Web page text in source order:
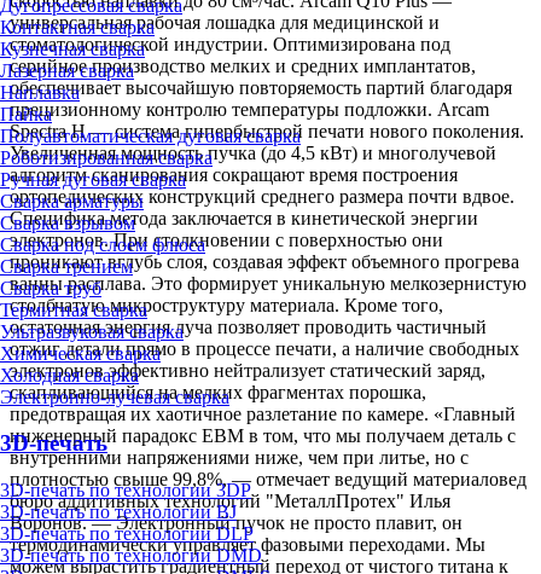
Дугопрессовая сварка
Контактная сварка
Кузнечная сварка
Лазерная сварка
Наплавка
Пайка
Полуавтоматическая дуговая сварка
Роботизированная сварка
Ручная дуговая сварка
Сварка арматуры
Сварка взрывом
Сварка под слоем флюса
Сварка трением
Сварка труб
Термитная сварка
Ультразвуковая сварка
Химическая сварка
Холодная сварка
Электронно-лучевая сварка
3D-печать
3D-печать по технологии 3DP
3D-печать по технологии BJ
3D-печать по технологии DLP
3D-печать по технологии DMD
универсальная рабочая лошадка для медицинской и
стоматологической индустрии. Оптимизирована под
серийное производство мелких и средних имплантатов,
обеспечивает высочайшую повторяемость партий благодаря
прецизионному контролю температуры подложки. Arcam
Spectra H — система гипербыстрой печати нового поколения.
Увеличенная мощность пучка (до 4,5 кВт) и многолучевой
алгоритм сканирования сокращают время построения
ортопедических конструкций среднего размера почти вдвое.
Специфика метода заключается в кинетической энергии
электронов. При столкновении с поверхностью они
проникают вглубь слоя, создавая эффект объемного прогрева
ванны расплава. Это формирует уникальную мелкозернистую
столбчатую микроструктуру материала. Кроме того,
остаточная энергия луча позволяет проводить частичный
отжиг детали прямо в процессе печати, а наличие свободных
электронов эффективно нейтрализует статический заряд,
скапливающийся на мелких фрагментах порошка,
предотвращая их хаотичное разлетание по камере. «Главный
инженерный парадокс EBM в том, что мы получаем деталь с
внутренними напряжениями ниже, чем при литье, но с
плотностью свыше 99,8%, — отмечает ведущий материаловед
бюро аддитивных технологий "МеталлПротех" Илья
Воронов. — Электронный пучок не просто плавит, он
термодинамически управляет фазовыми переходами. Мы
можем вырастить градиентный переход от чистого титана к